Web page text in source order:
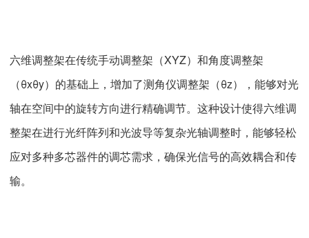
六维调整架在传统手动调整架（XYZ）和角度调整架
（θxθy）的基础上，增加了测角仪调整架（θz），能够对光
轴在空间中的旋转方向进行精确调节。这种设计使得六维调
整架在进行光纤阵列和光波导等复杂光轴调整时，能够轻松
应对多种多芯器件的调芯需求，确保光信号的高效耦合和传
输。